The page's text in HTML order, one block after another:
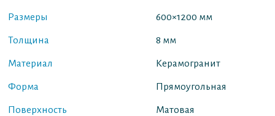
Размеры 600×1200 мм
Толщина 8 мм
Материал Керамогранит
Форма Прямоугольная
Поверхность Матовая